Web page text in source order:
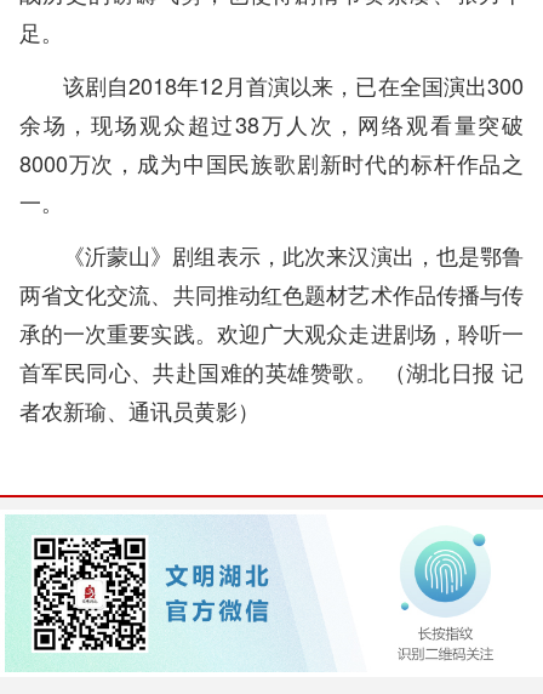
足。
该剧自2018年12月首演以来，已在全国演出300
余场，现场观众超过38万人次，网络观看量突破
8000万次，成为中国民族歌剧新时代的标杆作品之
一。
《沂蒙山》剧组表示，此次来汉演出，也是鄂鲁
两省文化交流、共同推动红色题材艺术作品传播与传
承的一次重要实践。欢迎广大观众走进剧场，聆听一
首军民同心、共赴国难的英雄赞歌。
（湖北日报记
者农新瑜、通讯员黄影）